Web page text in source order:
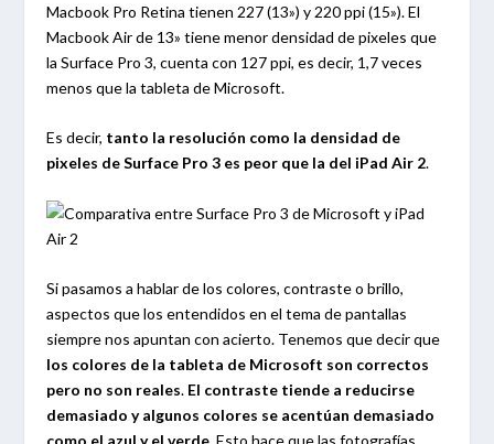
Macbook Pro Retina tienen 227 (13») y 220 ppi (15»). El
Macbook Air de 13» tiene menor densidad de pixeles que
la Surface Pro 3, cuenta con 127 ppi, es decir, 1,7 veces
menos que la tableta de Microsoft.
Es decir, tanto la resolución como la densidad de
pixeles de Surface Pro 3 es peor que la del iPad Air 2.
Si pasamos a hablar de los colores, contraste o brillo,
aspectos que los entendidos en el tema de pantallas
siempre nos apuntan con acierto. Tenemos que decir que
los colores de la tableta de Microsoft son correctos
pero no son reales. El contraste tiende a reducirse
demasiado y algunos colores se acentúan demasiado